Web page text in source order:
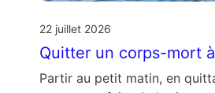
22 juillet 2026
Quitter un corps-mort
Partir au petit matin, en